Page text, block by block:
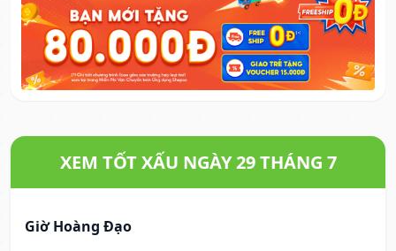
XEM TỐT XẤU NGÀY 29 THÁNG 7
Giờ Hoàng Đạo